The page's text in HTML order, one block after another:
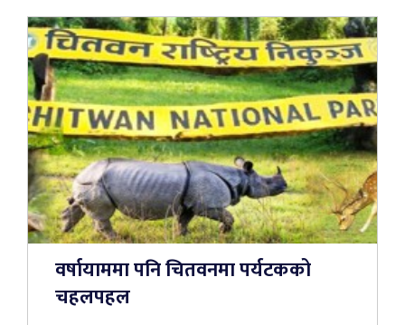
वर्षायाममा पनि चितवनमा पर्यटकको
चहलपहल